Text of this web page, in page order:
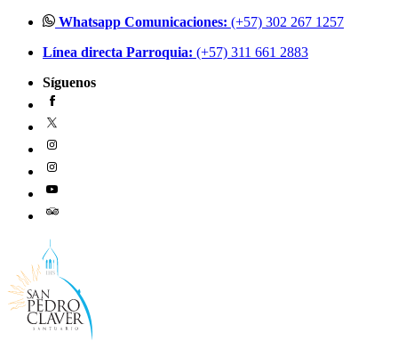
contenido
Whatsapp Comunicaciones: (+57) 302 267 1257
Línea directa Parroquia: (+57) 311 661 2883
Síguenos